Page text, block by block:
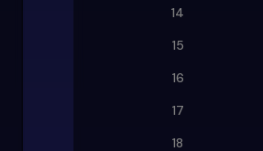
14
15
16
17
18